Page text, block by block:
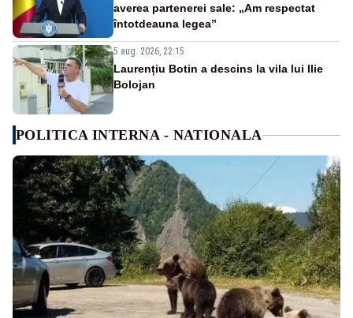
averea partenerei sale: „Am respectat
întotdeauna legea”
5 aug. 2026, 22:15
Laurențiu Botin a descins la vila lui Ilie
Bolojan
POLITICA INTERNA - NATIONALA